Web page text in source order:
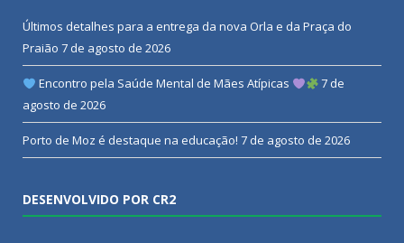
Últimos detalhes para a entrega da nova Orla e da Praça do
Praião 7 de agosto de 2026
Encontro pela Saúde Mental de Mães Atípicas
7 de
agosto de 2026
Porto de Moz é destaque na educação! 7 de agosto de 2026
DESENVOLVIDO POR CR2